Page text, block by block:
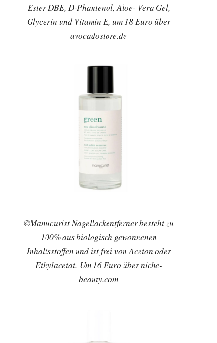
Ester DBE, D-Phantenol, Aloe- Vera Gel,
Glycerin und Vitamin E, um 18 Euro über
avocadostore.de
©Manucurist Nagellackentferner besteht zu
100% aus biologisch gewonnenen
Inhaltsstoffen und ist frei von Aceton oder
Ethylacetat. Um 16 Euro über niche-
beauty.com